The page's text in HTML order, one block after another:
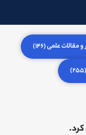
و مقالات علمی (146)